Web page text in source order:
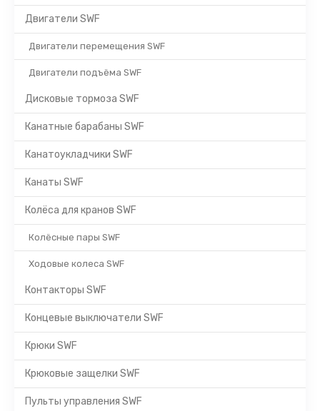
Двигатели SWF
Двигатели перемещения SWF
Двигатели подъёма SWF
Дисковые тормоза SWF
Канатные барабаны SWF
Канатоукладчики SWF
Канаты SWF
Колёса для кранов SWF
Колёсные пары SWF
Ходовые колеса SWF
Контакторы SWF
Концевые выключатели SWF
Крюки SWF
Крюковые защелки SWF
Пульты управления SWF